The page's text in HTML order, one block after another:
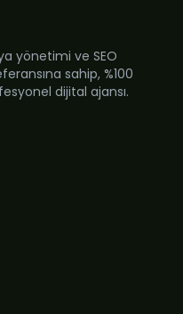
yönetimi ve SEO
sahip, %100
dijital ajansı.